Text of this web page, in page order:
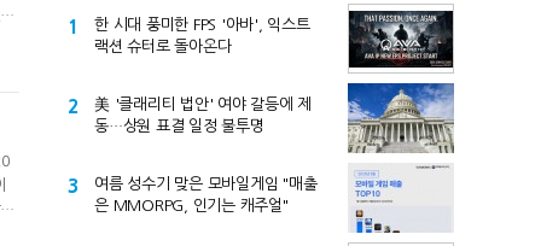
.
1
한 시대 풍미한 FPS '아바', 익스트
랙션 슈터로 돌아온다
2
美 '클래리티 법안' 여야 갈등에 제
동…상원 표결 일정 불투명
3
여름 성수기 맞은 모바일게임 "매출
은 MMORPG, 인기는 캐주얼"